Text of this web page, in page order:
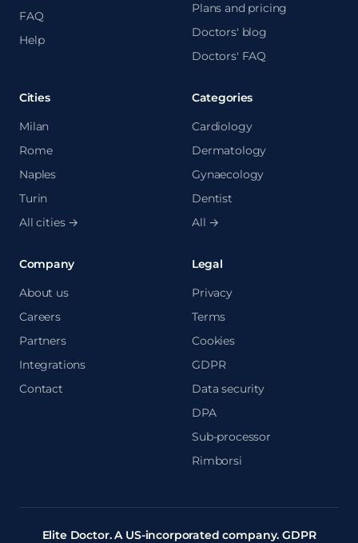
FAQ
Help
Plans and pricing
Doctors' blog
Doctors' FAQ
Cities
Milan
Rome
Naples
Turin
All cities →
Categories
Cardiology
Dermatology
Gynaecology
Dentist
All →
Company
About us
Careers
Partners
Integrations
Contact
Legal
Privacy
Terms
Cookies
GDPR
Data security
DPA
Sub-processor
Rimborsi
Elite Doctor. A US-incorporated company. GDPR